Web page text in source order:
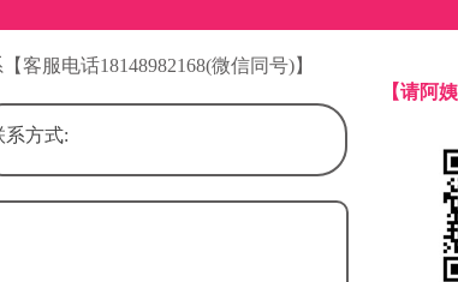
客服电话18148982168(微信同号)】
系方式:
【请阿